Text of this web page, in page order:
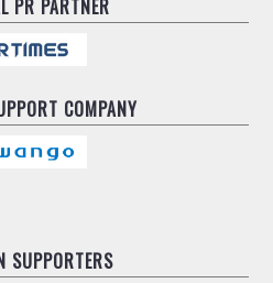
PR PARTNER
COMPANY
SUPPORTERS